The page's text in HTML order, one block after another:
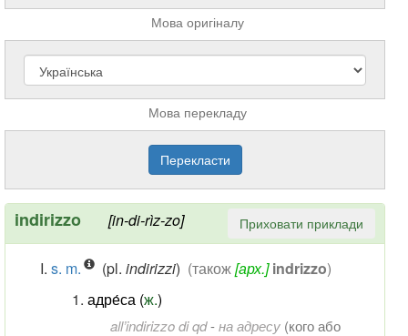
Мова оригіналу
Мова перекладу
indirizzo [in-di-rìz-zo] Приховати приклади
s. m. (pl. indirizzi) (також[арх.] indrizzo)
адре́са (ж.)
all’indirizzo di qd-на адресу (кого або